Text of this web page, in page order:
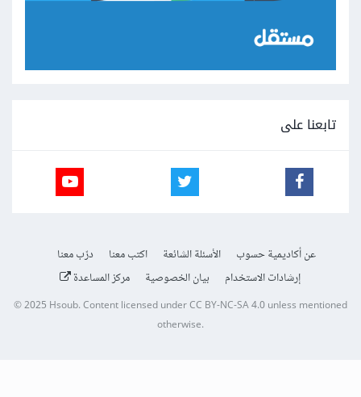
تابعنا على
عن أكاديمية حسوب الأسئلة الشائعة اكتب معنا
درّب معنا
إرشادات الاستخدام
بيان الخصوصية مركز المساعدة
© 2025 Hsoub.Content licensed underCC BY-NC-SA 4.0unless mentioned
otherwise.